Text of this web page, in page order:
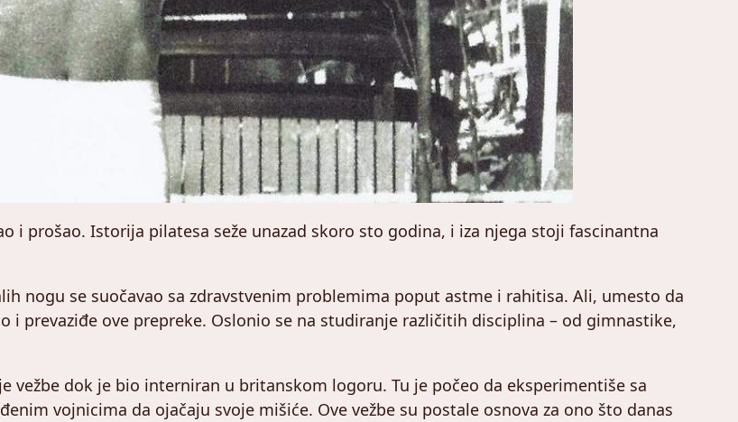
i prošao. Istorija pilatesa seže unazad skoro sto godina, i iza njega stoji fascinantna
nogu se suočavao sa zdravstvenim problemima poput astme i rahitisa. Ali, umesto da
i prevaziđe ove prepreke. Oslonio se na studiranje različitih disciplina – od gimnastike,
vežbe dok je bio interniran u britanskom logoru. Tu je počeo da eksperimentiše sa
vojnicima da ojačaju svoje mišiće. Ove vežbe su postale osnova za ono što danas